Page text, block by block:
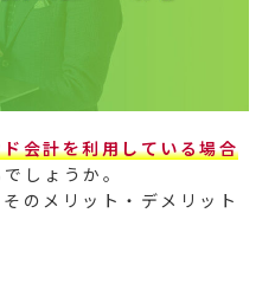
会計を利用している場合
しょうか。
のメリット・デメリット